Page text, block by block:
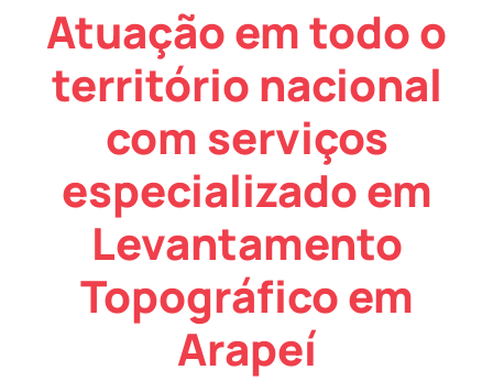
Atuação em todo o
território nacional
com serviços
especializado em
Levantamento
Topográfico em
Arapeí